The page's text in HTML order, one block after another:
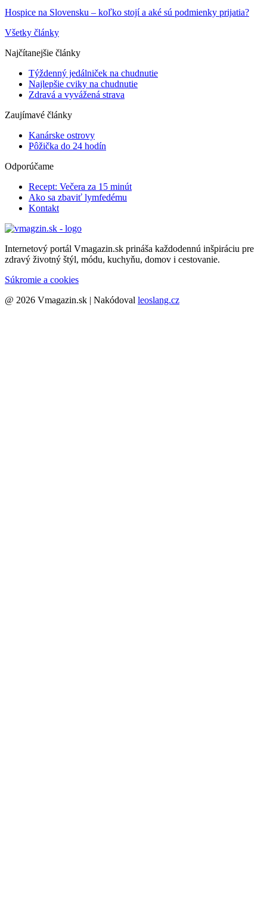
Hospice na Slovensku – koľko stojí a aké sú podmienky prijatia?
Všetky články
Najčítanejšie články
Týždenný jedálniček na chudnutie
Najlepšie cviky na chudnutie
Zdravá a vyvážená strava
Zaujímavé články
Kanárske ostrovy
Pôžička do 24 hodín
Odporúčame
Recept: Večera za 15 minút
Ako sa zbaviť lymfedému
Kontakt
Internetový portál Vmagazin.sk prináša každodennú inšpiráciu pre
zdravý životný štýl, módu, kuchyňu, domov i cestovanie.
Súkromie a cookies
@ 2026 Vmagazin.sk | Nakódoval leoslang.cz